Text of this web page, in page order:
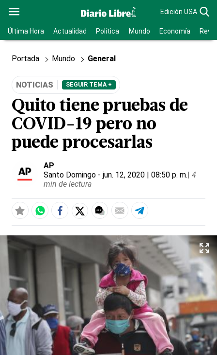
Edición USA
Última Hora Actualidad Política Mundo Economía
Portada Mundo General
NOTICIAS SEGUIR TEMA +
Quito tiene pruebas de
COVID-19 pero no
puede procesarlas
AP
Santo Domingo - jun. 12, 2020 | 08:50 p. m.| 4
min de lectura